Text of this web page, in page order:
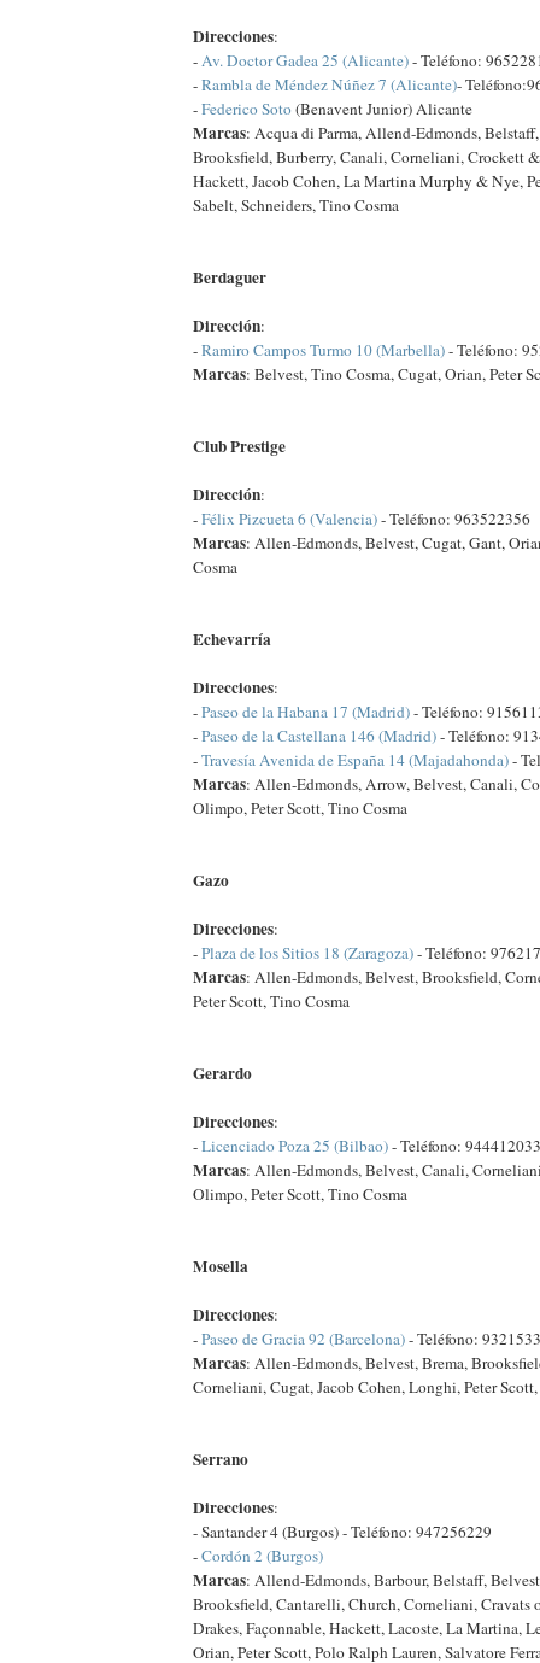
Direcciones:
-Av. Doctor Gadea 25 (Alicante)- Teléfono:
-Rambla de Méndez Núñez 7 (Alicante)-
-Federico Soto(Benavent Junior) Alicante
Marcas: Acqua di Parma, Allend-Edmonds,
Brooksfield, Burberry, Canali, Corneliani, Crockett
Hackett, Jacob Cohen, La Martina Murphy & Nye,
Sabelt, Schneiders, Tino Cosma
Berdaguer
Dirección:
-Ramiro Campos Turmo 10 (Marbella)- Teléfono:
Marcas: Belvest, Tino Cosma, Cugat, Orian, Peter
Club Prestige
Dirección:
-Félix Pizcueta 6 (Valencia)- Teléfono: 963522356
Marcas: Allen-Edmonds, Belvest, Cugat, Gant,
Cosma
Echevarría
Direcciones:
-Paseo de la Habana 17 (Madrid)- Teléfono:
-Paseo de la Castellana 146 (Madrid)- Teléfono:
-Travesía Avenida de España 14 (Majadahonda)-
Marcas: Allen-Edmonds, Arrow, Belvest, Canali,
Olimpo, Peter Scott, Tino Cosma
Gazo
Direcciones:
-Plaza de los Sitios 18 (Zaragoza)- Teléfono:
Marcas: Allen-Edmonds, Belvest, Brooksfield,
Peter Scott, Tino Cosma
Gerardo
Direcciones:
-Licenciado Poza 25 (Bilbao)- Teléfono: 944412033
Marcas: Allen-Edmonds, Belvest, Canali,
Olimpo, Peter Scott, Tino Cosma
Mosella
Direcciones:
-Paseo de Gracia 92 (Barcelona)- Teléfono:
Marcas: Allen-Edmonds, Belvest, Brema,
Corneliani, Cugat, Jacob Cohen, Longhi, Peter
Serrano
Direcciones:
- Santander 4 (Burgos) - Teléfono: 947256229
-Cordón 2 (Burgos)
Marcas: Allend-Edmonds, Barbour, Belstaff,
Brooksfield, Cantarelli, Church, Corneliani, Cravats
Drakes, Façonnable, Hackett, Lacoste, La Martina,
Orian, Peter Scott, Polo Ralph Lauren, Salvatore